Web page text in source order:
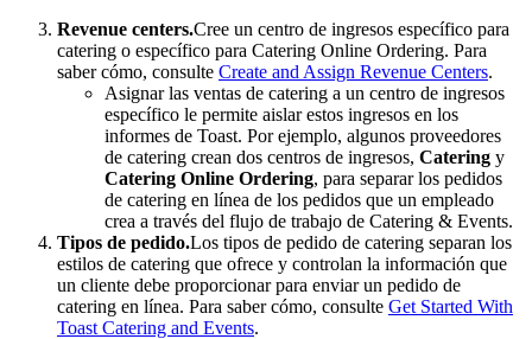
Revenue centers.Cree un centro de ingresos específico para
catering o específico para Catering Online Ordering. Para
saber cómo, consulte Create and Assign Revenue Centers.
Asignar las ventas de catering a un centro de ingresos
específico le permite aislar estos ingresos en los
informes de Toast. Por ejemplo, algunos proveedores
de catering crean dos centros de ingresos, Catering y
Catering Online Ordering, para separar los pedidos
de catering en línea de los pedidos que un empleado
crea a través del flujo de trabajo de Catering & Events.
Tipos de pedido.Los tipos de pedido de catering separan los
estilos de catering que ofrece y controlan la información que
un cliente debe proporcionar para enviar un pedido de
catering en línea. Para saber cómo, consulte Get Started With
Toast Catering and Events.